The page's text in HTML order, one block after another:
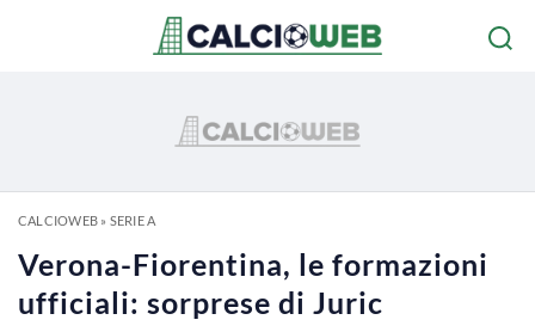
CALCIOWEB» SERIE A
Verona-Fiorentina, le formazioni
ufficiali: sorprese di Juric